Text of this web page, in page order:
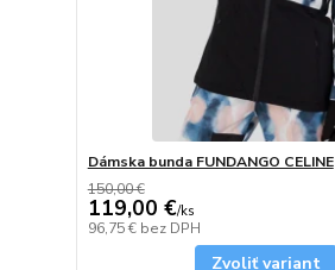
Dámska bunda FUNDANGO CELINE
150,00 €
119,00 €/ks
96,75 € bez DPH
Zvoliť variant